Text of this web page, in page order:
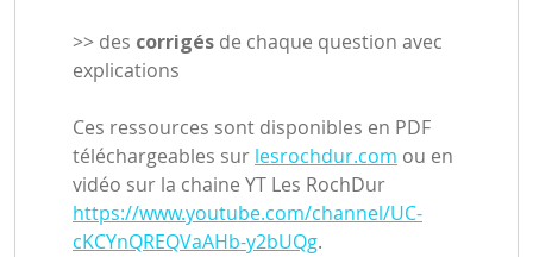
>> des corrigés de chaque question avec
explications
Ces ressources sont disponibles en PDF
téléchargeables sur lesrochdur.com ou en
vidéo sur la chaine YT Les RochDur
https://www.youtube.com/channel/UC-
cKCYnQREQVaAHb-y2bUQg.